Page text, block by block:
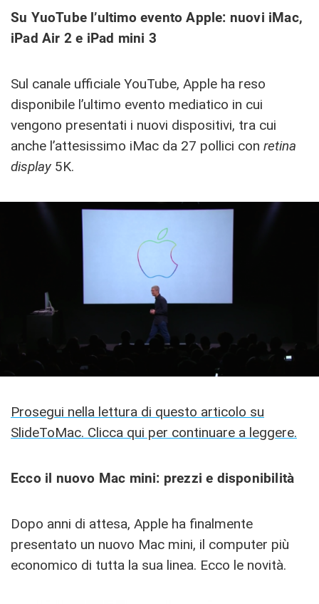
Su YuoTube l’ultimo evento Apple: nuovi iMac,
iPad Air 2 e iPad mini 3
Sul canale ufficiale YouTube, Apple ha reso
disponibile l’ultimo evento mediatico in cui
vengono presentati i nuovi dispositivi, tra cui
anche l’attesissimo iMac da 27 pollici con retina
display 5K.
Prosegui nella lettura di questo articolo su
SlideToMac. Clicca qui per continuare a leggere.
Ecco il nuovo Mac mini: prezzi e disponibilità
Dopo anni di attesa, Apple ha finalmente
presentato un nuovo Mac mini, il computer più
economico di tutta la sua linea. Ecco le novità.